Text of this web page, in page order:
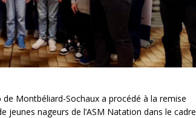
Montbéliard-Sochaux a procédé à la remise
jeunes nageurs de l’ASM Natation dans le cadre